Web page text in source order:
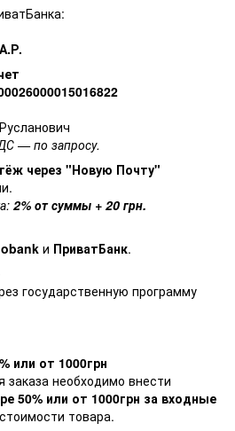
— по запросу.
через "Новую Почту"
2% от суммы + 20 грн.
и ПриватБанк.
государственную программу
или от 1000грн
необходимо внести
50% или от 1000грн за входные
товара.